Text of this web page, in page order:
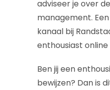
adviseer je over
management.
kanaal bij
enthousiast
Ben jij een
bewijzen? Dan is